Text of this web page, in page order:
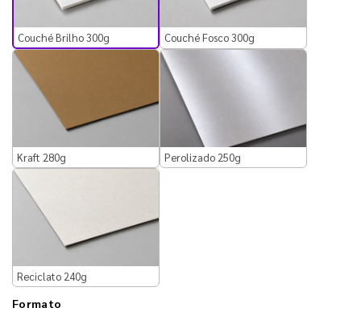
Couché Brilho 300g Couché Fosco 300g
Kraft 280g Perolizado 250g
Reciclato 240g
Formato